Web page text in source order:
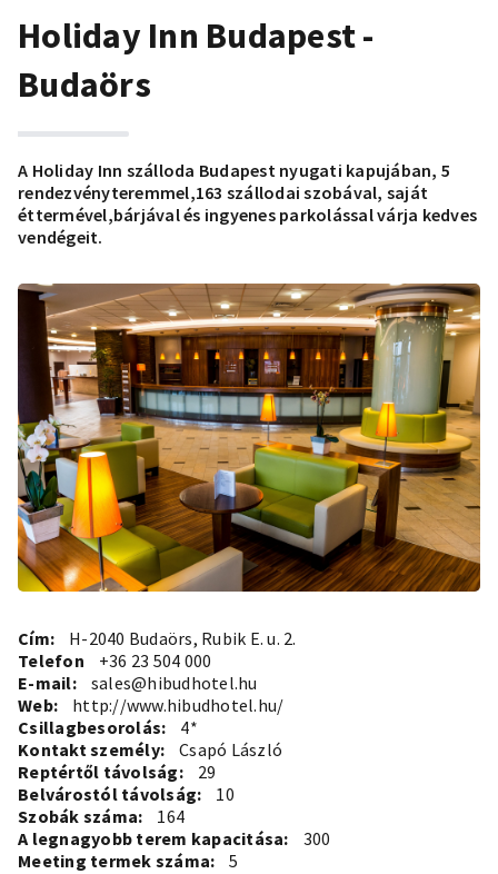
Holiday Inn Budapest -
Budaörs
A Holiday Inn szálloda Budapest nyugati kapujában, 5
rendezvényteremmel,163 szállodai szobával, saját
éttermével,bárjával és ingyenes parkolással várja kedves
vendégeit.
Cím:
H-2040 Budaörs, Rubik E. u. 2.
Telefon
+36 23 504 000
E-mail:sales@hibudhotel.hu
Web:
http://www.hibudhotel.hu/
Csillagbesorolás:
4*
Kontakt személy: Csapó László
Reptértől távolság:29
Belvárostól távolság:
10
Szobák száma:
164
A legnagyobb terem kapacitása:
300
Meeting termek száma:
5